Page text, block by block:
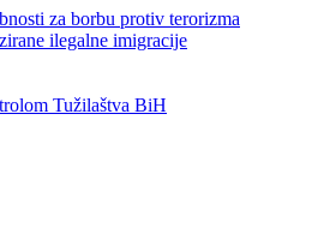
za borbu protiv terorizma
ilegalne imigracije
Tužilaštva BiH